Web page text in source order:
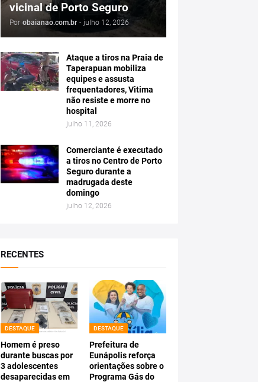
vicinal de Porto Seguro
Por obaianao.com.br - julho 12, 2026
Ataque a tiros na Praia de
Taperapuan mobiliza
equipes e assusta
frequentadores, Vitima
não resiste e morre no
hospital
julho 11, 2026
Comerciante é executado
a tiros no Centro de Porto
Seguro durante a
madrugada deste
domingo
julho 12, 2026
RECENTES
DESTAQUE
Homem é preso
durante buscas por
3 adolescentes
desaparecidas em
DESTAQUE
Prefeitura de
Eunápolis reforça
orientações sobre o
Programa Gás do